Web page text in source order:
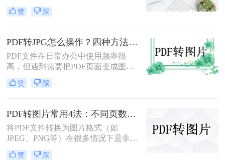
插入PPT、上传网页或通过微信分
享。PDF怎么转JPG图片？本文先给
拆解操作步骤，您可根据使用频率、
图片质量要求和操作习惯快速选择最
适合的方法。
赞 踩
PDF转JPG怎么操作？四种方法实测对比，附各场景最优选！
PDF文件在日常办公中使用频率很
高，但遇到需要把PDF页面变成图片
插入文档、发微信、上传到只接受图
片格式的平台时，就得做格式转换。
据安全方面差异很大——截图法可能
模糊失真，在线工具有隐私顾虑，专
业软件又需要安装。选错方法不仅浪
费时间，还可能得到画质差的图片。
赞 踩
PDF转图片常用4法：不同页数文档的最优转换路径！
将PDF文件转换为图片格式（如
JPEG、PNG等）在很多情况下是非常
有用的，比如当你需要在网络上分享
文档的一部分内容，或者想要快速查
赞 踩